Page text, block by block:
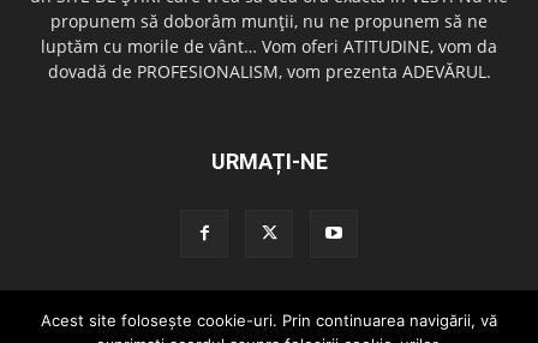
propunem să doborâm munţii, nu ne propunem să ne
luptăm cu morile de vânt… Vom oferi ATITUDINE, vom da
dovadă de PROFESIONALISM, vom prezenta ADEVĂRUL.
URMAȚI-NE
Redactia GazetaDinVest.ro Termeni de utilizare
Cod de conduita
Acest site foloseşte cookie-uri. Prin continuarea navigării, vă